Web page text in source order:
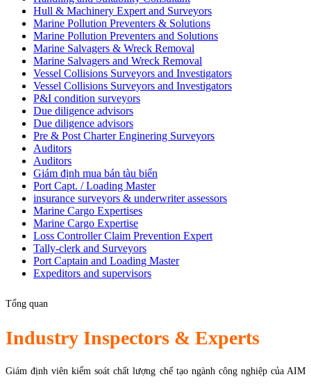
Hull & Machinery Expert and Surveyors
Marine Pollution Preventers & Solutions
Marine Pollution Preventers and Solutions
Marine Salvagers & Wreck Removal
Marine Salvagers and Wreck Removal
Vessel Collisions Surveyors and Investigators
Vessel Collisions Surveyors and Investigators
P&I condition surveyors
Due diligence advisors
Due diligence advisors
Pre & Post Charter Enginering Surveyors
Auditors
Auditors
Giám định mua bán tàu biển
Port Capt. / Loading Master
insurance surveyors & underwriter assessors
Marine Cargo Expertises
Marine Cargo Expertise
Loss Controller Claim Prevention Expert
Tally-clerk and Surveyors
Port Captain and Loading Master
Expeditors and supervisors
Tổng quan
Industry Inspectors & Experts
Giám định viên kiểm soát chất lượng chế tạo ngành công nghiệp của AIM